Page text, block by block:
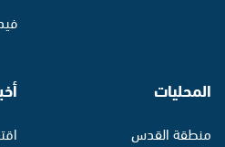
المحليات
منطقة القدس